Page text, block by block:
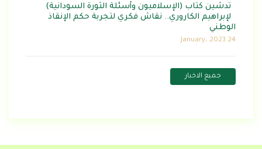
تدشين كتاب (الإسلاميون وأسئلة الثورة السودانية)
لإبراهيم الكاروري.. نقاش فكري لتجربة حكم الإنقاذ
الوطني
24 January، 2023
جميع الاخبار